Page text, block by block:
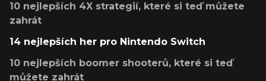
10 nejlepších 4X strategií, které si teď můžete
zahrát
14 nejlepších her pro Nintendo Switch
10 nejlepších boomer shooterů, které si teď
můžete zahrát